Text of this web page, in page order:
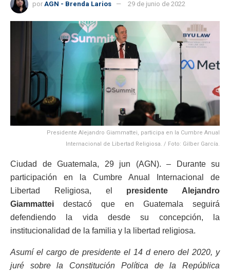
por AGN - Brenda Larios 29 de junio de 2022
Presidente Alejandro Giammattei, participa en la Cumbre Anual
Internacional de Libertad Religiosa. / Foto: Gilber García.
Ciudad de Guatemala, 29 jun (AGN). – Durante su
participación en la Cumbre Anual Internacional de
Libertad Religiosa, el presidente Alejandro
Giammattei destacó que en Guatemala seguirá
defendiendo la vida desde su concepción, la
institucionalidad de la familia y la libertad religiosa.
Asumí el cargo de presidente el 14 d enero del 2020, y
juré sobre la Constitución Política de la República